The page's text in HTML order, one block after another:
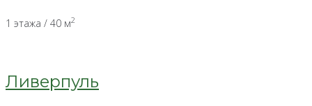
1 этажа / 40 м2
Ливерпуль